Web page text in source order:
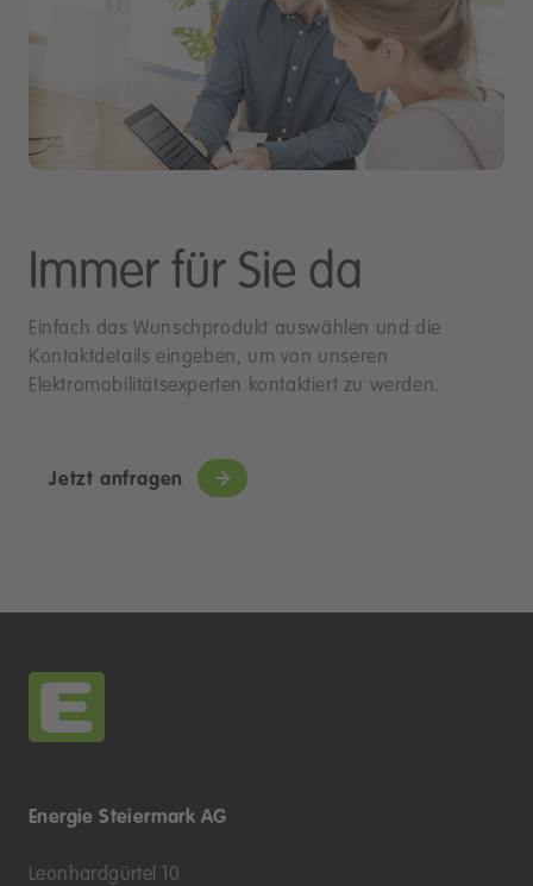
Immer für Sie da
Einfach das Wunschprodukt auswählen und die
Kontaktdetails eingeben, um von unseren
Elektromobilitätsexperten kontaktiert zu werden.
Jetzt anfragen
Energie Steiermark AG
Leonhardgürtel 10